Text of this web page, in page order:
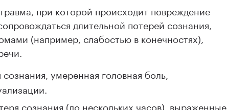
при которой происходит повреждение
длительной потерей сознания,
(например, слабостью в конечностях),
умеренная головная боль,
сознания (до нескольких часов), выраженные